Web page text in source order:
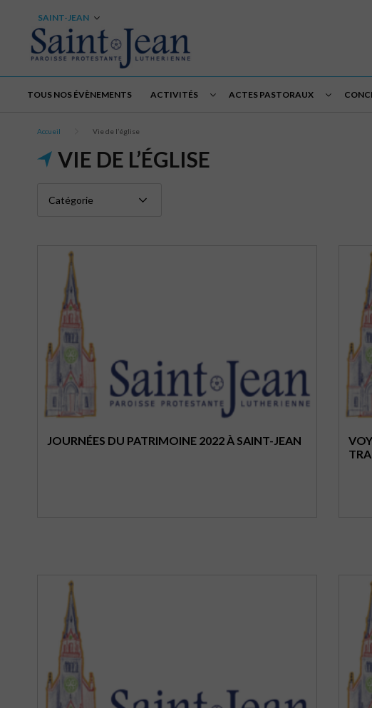
SAINT-JEAN
TOUS NOS ÉVÈNEMENTS ACTIVITÉS ACTES PASTORAUX
Accueil Vie de l’église
VIE DE L’ÉGLISE
JOURNÉES DU PATRIMOINE 2022 À SAINT-JEAN